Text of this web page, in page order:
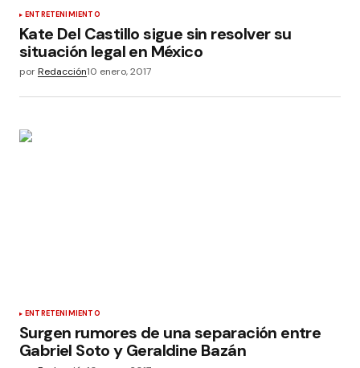
ENTRETENIMIENTO
Kate Del Castillo sigue sin resolver su
situación legal en México
porRedacción10 enero, 2017
ENTRETENIMIENTO
Surgen rumores de una separación entre
Gabriel Soto y Geraldine Bazán